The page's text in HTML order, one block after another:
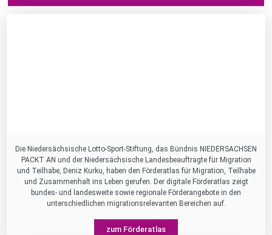
Die Niedersächsische Lotto-Sport-Stiftung, das Bündnis NIEDERSACHSEN
PACKT AN und der Niedersächsische Landesbeauftragte für Migration
und Teilhabe, Deniz Kurku, haben den Förderatlas für Migration, Teilhabe
und Zusammenhalt ins Leben gerufen. Der digitale Förderatlas zeigt
bundes- und landesweite sowie regionale Förderangebote in den
unterschiedlichen migrationsrelevanten Bereichen auf.
zum Förderatlas